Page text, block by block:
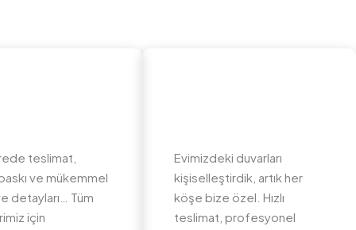
teslimat,
ve mükemmel
detayları… Tüm
için
Evimizdeki duvarları
kişiselleştirdik, artık her
köşe bize özel. Hızlı
teslimat, profesyonel